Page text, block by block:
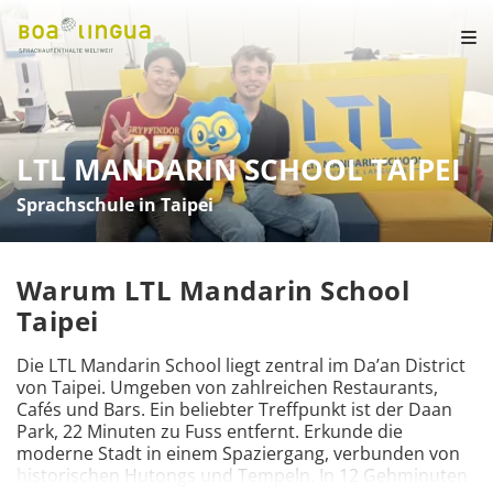
LTL MANDARIN SCHOOL TAIPEI
Sprachschule in Taipei
Warum LTL Mandarin School
Taipei
Die LTL Mandarin School liegt zentral im Da’an District
von Taipei. Umgeben von zahlreichen Restaurants,
Cafés und Bars. Ein beliebter Treffpunkt ist der Daan
Park, 22 Minuten zu Fuss entfernt. Erkunde die
moderne Stadt in einem Spaziergang, verbunden von
historischen Hutongs und Tempeln. In 12 Gehminuten